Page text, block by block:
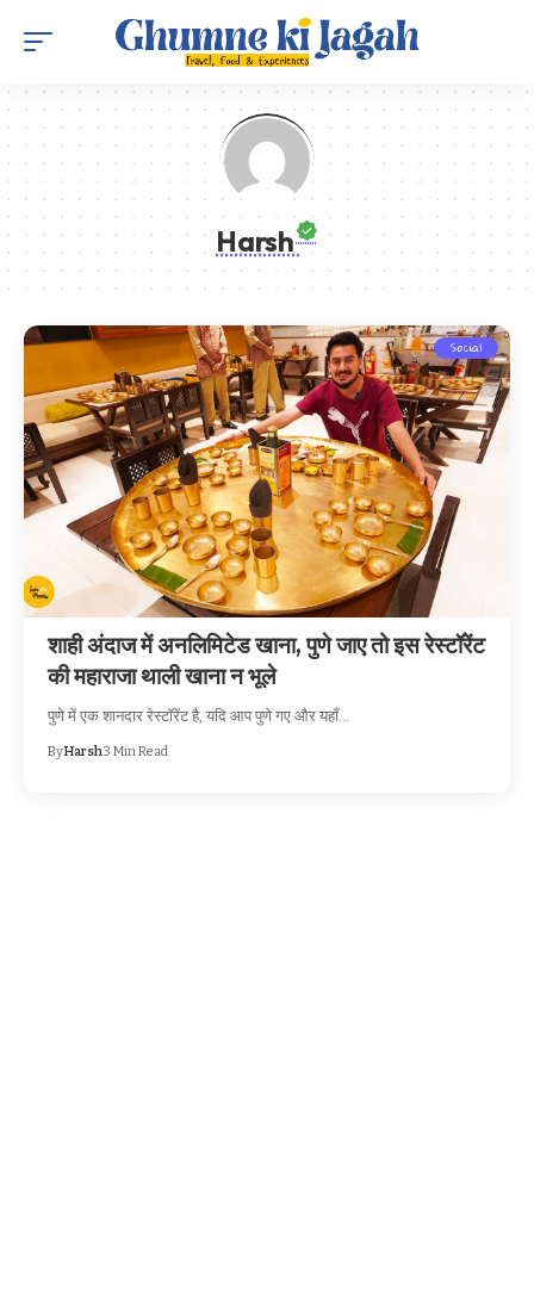
Harsh
Social
शाही अंदाज में अनलिमिटेड खाना, पुणे जाए तो इस रेस्टॉरेंट
की महाराजा थाली खाना न भूले
पुणे में एक शानदार रेस्टॉरेंट है, यदि आप पुणे गए और यहाँ…
ByHarsh3 Min Read